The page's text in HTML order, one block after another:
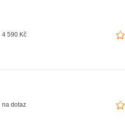
4 590 Kč
na dotaz